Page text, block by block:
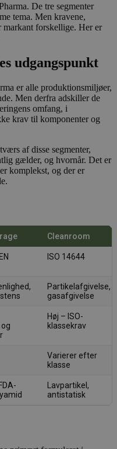
De tre segmenter
tema. Men kravene,
markant forskellige. Her er
udgangspunkt
er alle produktionsmiljøer,
Men derfra adskiller de
omfang, i
krav til komponenter og
af disse segmenter,
gælder, og hvornår. Det er
komplekst, og der er
Cleanroom
ISO 14644
Partikelafgivelse,
gasafgivelse
Høj – ISO-
klassekrav
Varierer efter
klasse
Lavpartikel,
antistatisk